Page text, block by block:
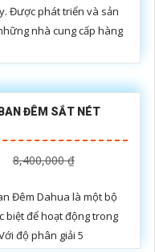
Được phát triển và sản
nhà cung cấp hàng
ĐÊM SẮT NÉT
8,400,000 ₫
Đêm Dahua là một bộ
biệt để hoạt động trong
độ phân giải 5